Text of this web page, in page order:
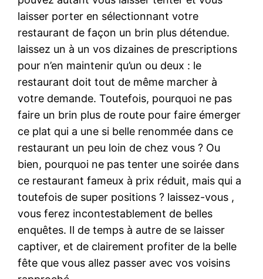
laisser porter en sélectionnant votre
restaurant de façon un brin plus détendue.
laissez un à un vos dizaines de prescriptions
pour n’en maintenir qu’un ou deux : le
restaurant doit tout de même marcher à
votre demande. Toutefois, pourquoi ne pas
faire un brin plus de route pour faire émerger
ce plat qui a une si belle renommée dans ce
restaurant un peu loin de chez vous ? Ou
bien, pourquoi ne pas tenter une soirée dans
ce restaurant fameux à prix réduit, mais qui a
toutefois de super positions ? laissez-vous ,
vous ferez incontestablement de belles
enquêtes. Il de temps à autre de se laisser
captiver, et de clairement profiter de la belle
fête que vous allez passer avec vos voisins